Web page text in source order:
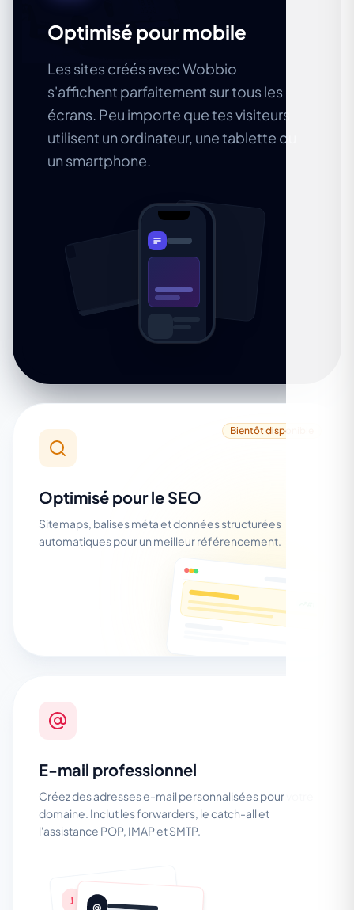
Optimisé pour mobile
Les sites créés avec Wobbio
s'affichent parfaitement sur tous les
écrans. Peu importe que tes visiteurs
utilisent un ordinateur, une tablette ou
un smartphone.
Bientôt disponible
Optimisé pour le SEO
Sitemaps, balises méta et données structurées
automatiques pour un meilleur référencement.
E-mail professionnel
Créez des adresses e-mail personnalisées pour votre
domaine. Inclut les forwarders, le catch-all et
l'assistance POP, IMAP et SMTP.
J @